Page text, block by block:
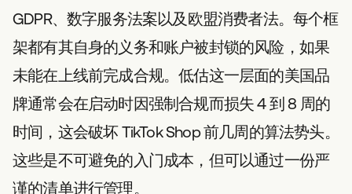
GDPR、数字服务法案以及欧盟消费者法。每个框
架都有其自身的义务和账户被封锁的风险，如果
未能在上线前完成合规。低估这一层面的美国品
牌通常会在启动时因强制合规而损失 4 到 8 周的
时间，这会破坏 TikTok Shop 前几周的算法势头。
这些是不可避免的入门成本，但可以通过一份严
谨的清单进行管理。